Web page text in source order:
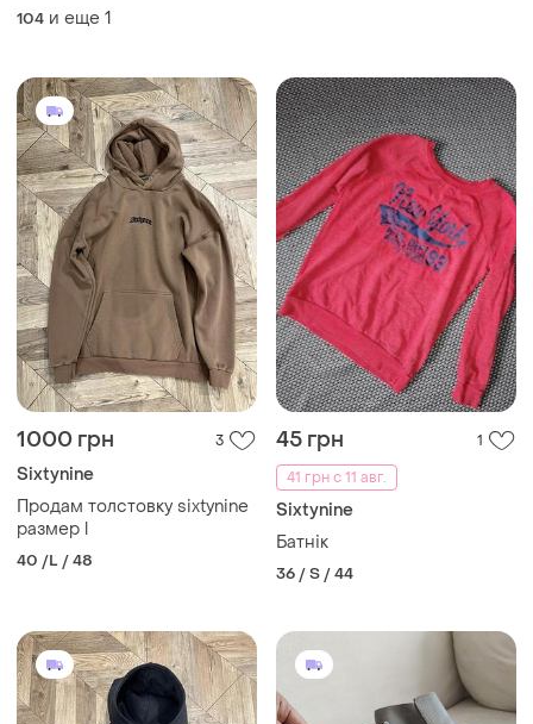
104 и еще 1
1000 грн 3
Sixtynine
Продам толстовку sixtynine
размер l
40 /L / 48
45 грн
1
41 грн с 11 авг.
Sixtynine
Батнік
36 / S / 44